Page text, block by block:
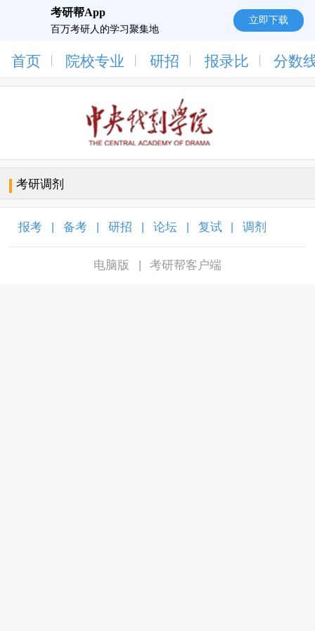
考研帮App
百万考研人的学习聚集地
立即下载
首页 院校专业 研招 报录比 分数
考研调剂
报考 备考 研招 论坛 复试 调剂
电脑版 考研帮客户端